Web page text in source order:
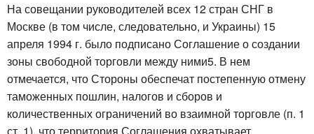
На совещании руководителей всех 12 стран СНГ в
Москве (в том числе, следовательно, и Украины) 15
апреля 1994 г. было подписано Соглашение о создании
зоны свободной торговли между ними5. В нем
отмечается, что Стороны обеспечат постепенную отмену
таможенных пошлин, налогов и сборов и
количественных ограничений во взаимной торговле (п. 1